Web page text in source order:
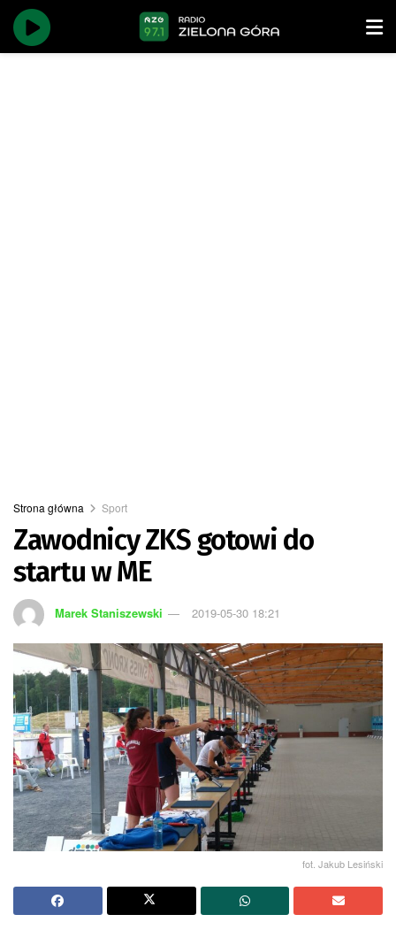
Strona główna Sport
Zawodnicy ZKS gotowi do
startu w ME
Marek Staniszewski 2019-05-30 18:21
fot. Jakub Lesiński